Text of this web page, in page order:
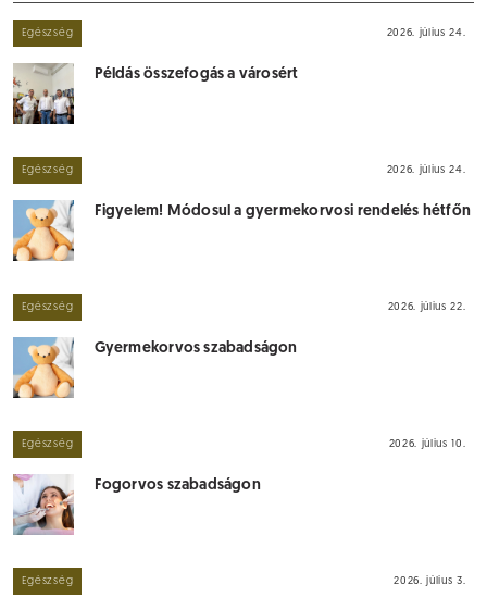
Egészség 2026. július 24.
Példás összefogás a városért
Egészség 2026. július 24.
Figyelem! Módosul a gyermekorvosi rendelés hétfőn
Egészség 2026. július 22.
Gyermekorvos szabadságon
Egészség 2026. július 10.
Fogorvos szabadságon
Egészség 2026. július 3.